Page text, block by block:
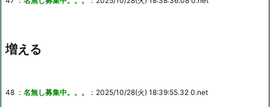
増える
48 ： 名無し募集中。。。 ：2025/10/28(火) 18:39:55.32 0.net